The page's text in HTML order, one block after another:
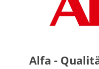
Alfa -